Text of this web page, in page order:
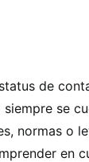
de
se
normas o
en